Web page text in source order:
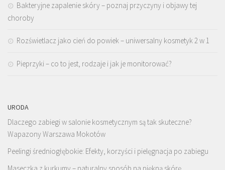
Bakteryjne zapalenie skóry – poznaj przyczyny i objawy tej
choroby
Rozświetlacz jako cień do powiek – uniwersalny kosmetyk 2 w 1
Pieprzyki – co to jest, rodzaje i jak je monitorować?
URODA
Dlaczego zabiegi w salonie kosmetycznym są tak skuteczne?
Wapazony Warszawa Mokotów
Peelingi średniogłębokie: Efekty, korzyści i pielęgnacja po zabiegu